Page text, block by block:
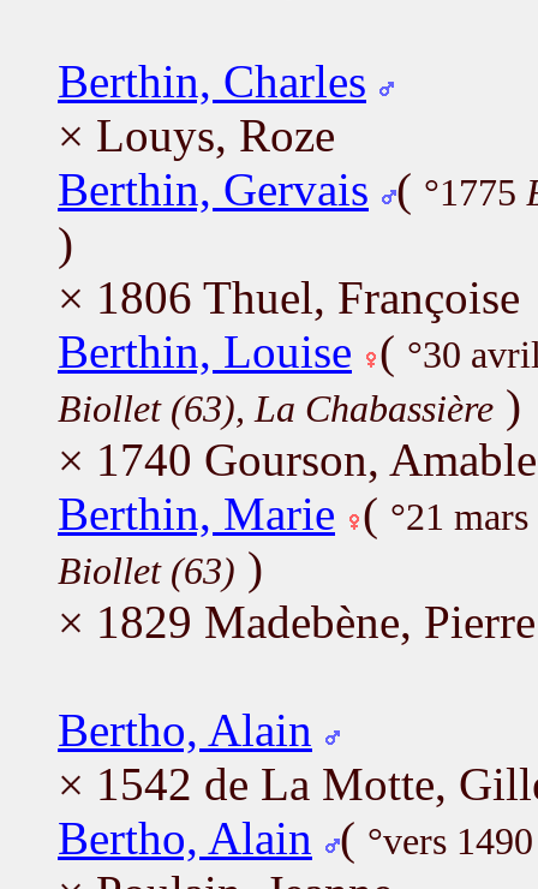
Berthin, Charles
× Louys, Roze
Berthin, Gervais ( °1775
)
× 1806 Thuel, Françoise
Berthin, Louise ( °30
Biollet (63), La Chabassière )
× 1740 Gourson, Amable
Berthin, Marie ( °21
Biollet (63) )
× 1829 Madebène, Pierre
Bertho, Alain
× 1542 de La Motte,
Bertho, Alain
( °vers